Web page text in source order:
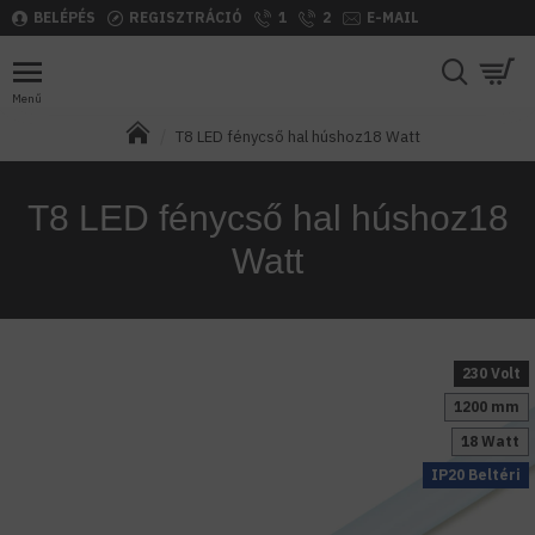
BELÉPÉS REGISZTRÁCIÓ 1 2 E-MAIL
T8 LED fénycső hal húshoz18 Watt
T8 LED fénycső hal húshoz18
Watt
IP20 Beltéri
18 Watt
230 Volt
1200 mm